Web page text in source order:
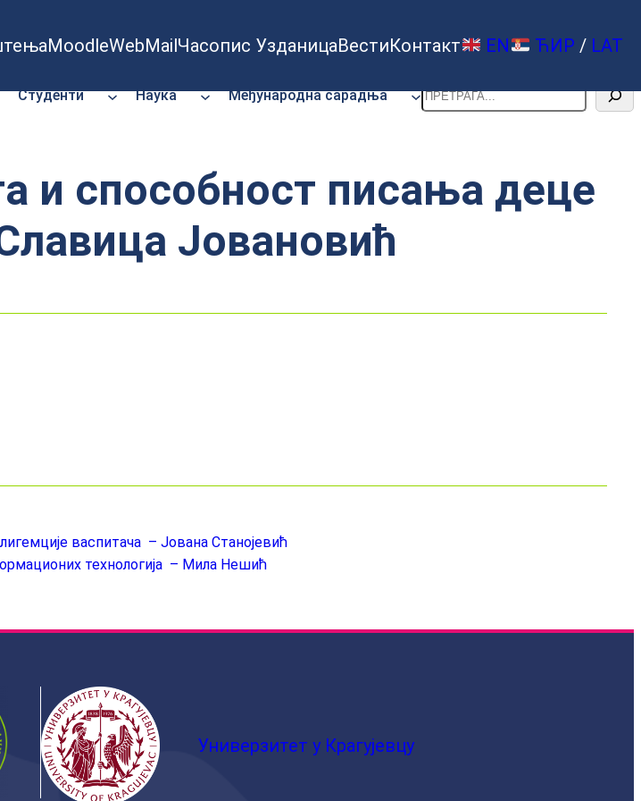
MoodleWebMailЧасопис УзданицаВестиКонтакт EN ЋИР / LAT
Студенти Наука Међународна сарадња Претрага
и способност писања деце
Јовановић
васпитача – Јована Станојевић
технологија – Мила Нешић
Универзитет у Крагујевцу